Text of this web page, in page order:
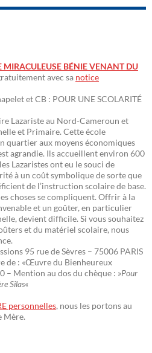
BÉNIE VENANT DU
avec sa notice
et CB : POUR UNE SCOLARITÉ
Lazariste au Nord-Cameroun et
et Primaire. Cette école
quartier aux moyens économiques
agrandie. Ils accueillent environ 600
Lazaristes ont eu le souci de
à un coût symbolique de sorte que
de l’instruction scolaire de base.
choses se compliquent. Offrir à la
et un goûter, en particulier
devient difficile. Si vous souhaitez
et du matériel scolaire, nous
95 rue de Sèvres – 75006 PARIS
de : «Œuvre du Bienheureux
– Mention au dos du chèque : »Pour
Silas«
personnelles, nous les portons au
Mère.